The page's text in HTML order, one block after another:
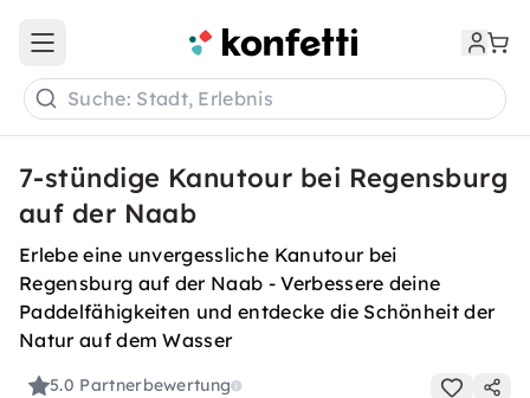
Open main menu
Suche: Stadt, Erlebnis
7-stündige Kanutour bei Regensburg
auf der Naab
Erlebe eine unvergessliche Kanutour bei
Regensburg auf der Naab - Verbessere deine
Paddelfähigkeiten und entdecke die Schönheit der
Natur auf dem Wasser
5.0 Partnerbewertung